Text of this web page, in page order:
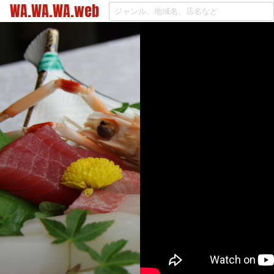
WA.WA.WA.web